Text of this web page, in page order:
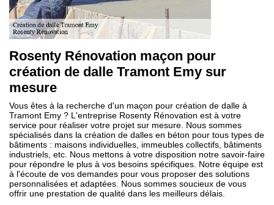
Rosenty Rénovation maçon pour
création de dalle Tramont Emy sur
mesure
Vous êtes à la recherche d'un maçon pour création de dalle à
Tramont Emy ? L'entreprise Rosenty Rénovation est à votre
service pour réaliser votre projet sur mesure. Nous sommes
spécialisés dans la création de dalles en béton pour tous types de
bâtiments : maisons individuelles, immeubles collectifs, bâtiments
industriels, etc. Nous mettons à votre disposition notre savoir-faire
pour répondre le plus à vos besoins spécifiques. Notre équipe est
à l'écoute de vos demandes pour vous proposer des solutions
personnalisées et adaptées. Nous sommes soucieux de vous
offrir une prestation de qualité dans les meilleurs délais.